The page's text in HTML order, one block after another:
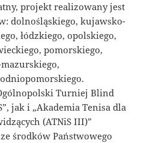
projekt realizowany jest
dolnośląskiego, kujawsko-
łódzkiego, opolskiego,
pomorskiego,
Turniej Blind
jak i „Akademia Tenisa dla
(ATNiS III)”
środków Państwowego